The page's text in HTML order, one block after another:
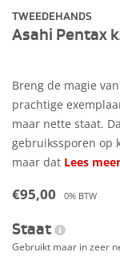
TWEEDEHANDS
Asahi Pentax
Breng de magie
prachtige
maar nette staat.
gebruikssporen op
maar dat Lees
€95,00 0% BTW
Staat
Gebruikt maar in zeer